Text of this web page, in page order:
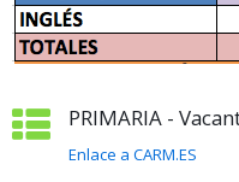
PRIMARIA -
Enlace a CARM.ES